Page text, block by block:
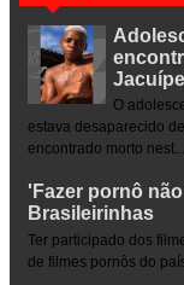
Jacuípe
O
estava desaparecido
encontrado morto nest...
'Fazer pornô
Brasileirinhas
Ter participado dos
de filmes pornôs do